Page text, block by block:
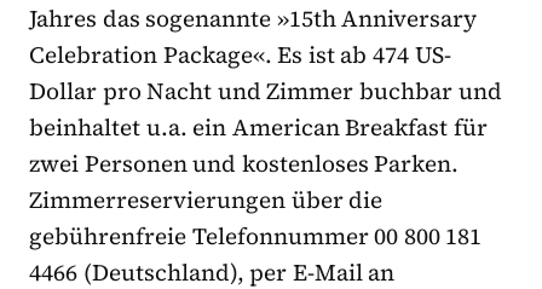
Jahres das sogenannte »15th Anniversary
Celebration Package«. Es ist ab 474 US-
Dollar pro Nacht und Zimmer buchbar und
beinhaltet u.a. ein American Breakfast für
zwei Personen und kostenloses Parken.
Zimmerreservierungen über die
gebührenfreie Telefonnummer 00 800 181
4466 (Deutschland), per E-Mail an